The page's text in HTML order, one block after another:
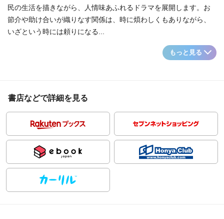
民の生活を描きながら、人情味あふれるドラマを展開します。お
節介や助け合いが織りなす関係は、時に煩わしくもありながら、
いざという時には頼りになる...
もっと見る
書店などで詳細を見る